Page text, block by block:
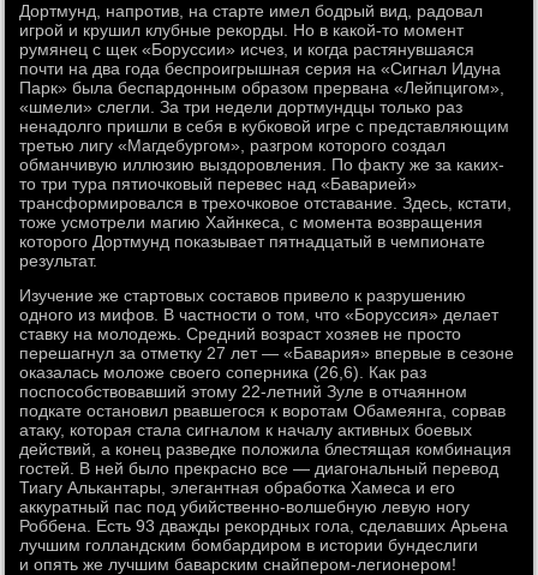
Дортмунд, напротив, на старте имел бодрый вид, радовал
игрой и крушил клубные рекорды. Но в какой-то момент
румянец с щек «Боруссии» исчез, и когда растянувшаяся
почти на два года беспроигрышная серия на «Сигнал Идуна
Парк» была беспардонным образом прервана «Лейпцигом»,
«шмели» слегли. За три недели дортмундцы только раз
ненадолго пришли в себя в кубковой игре с представляющим
третью лигу «Магдебургом», разгром которого создал
обманчивую иллюзию выздоровления. По факту же за каких-
то три тура пятиочковый перевес над «Баварией»
трансформировался в трехочковое отставание. Здесь, кстати,
тоже усмотрели магию Хайнкеса, с момента возвращения
которого Дортмунд показывает пятнадцатый в чемпионате
результат.
Изучение же стартовых составов привело к разрушению
одного из мифов. В частности о том, что «Боруссия» делает
ставку на молодежь. Средний возраст хозяев не просто
перешагнул за отметку 27 лет — «Бавария» впервые в сезоне
оказалась моложе своего соперника (26,6). Как раз
поспособствовавший этому 22-летний Зуле в отчаянном
подкате остановил рвавшегося к воротам Обамеянга, сорвав
атаку, которая стала сигналом к началу активных боевых
действий, а конец разведке положила блестящая комбинация
гостей. В ней было прекрасно все — диагональный перевод
Тиагу Алькантары, элегантная обработка Хамеса и его
аккуратный пас под убийственно-волшебную левую ногу
Роббена. Есть 93 дважды рекордных гола, сделавших Арьена
лучшим голландским бомбардиром в истории бундеслиги
и опять же лучшим баварским снайпером-легионером!